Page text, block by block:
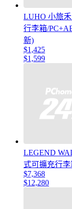
LUHO 小旅
行李箱/
新)
$1,425
$1,599
LEGEND
式可擴充行
$7,368
$12,280